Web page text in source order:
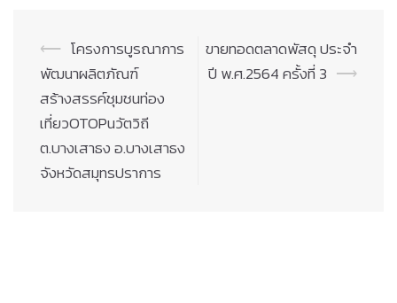
Post
navigation
⟵ โครงการบูรณาการ
พัฒนาผลิตภัณฑ์
สร้างสรรค์ชุมชนท่อง
เที่ยวOTOPนวัตวิถี
ต.บางเสาธง อ.บางเสาธง
จังหวัดสมุทรปราการ
ขายทอดตลาดพัสดุ ประจำ
ปี พ.ศ.2564 ครั้งที่ 3 ⟶